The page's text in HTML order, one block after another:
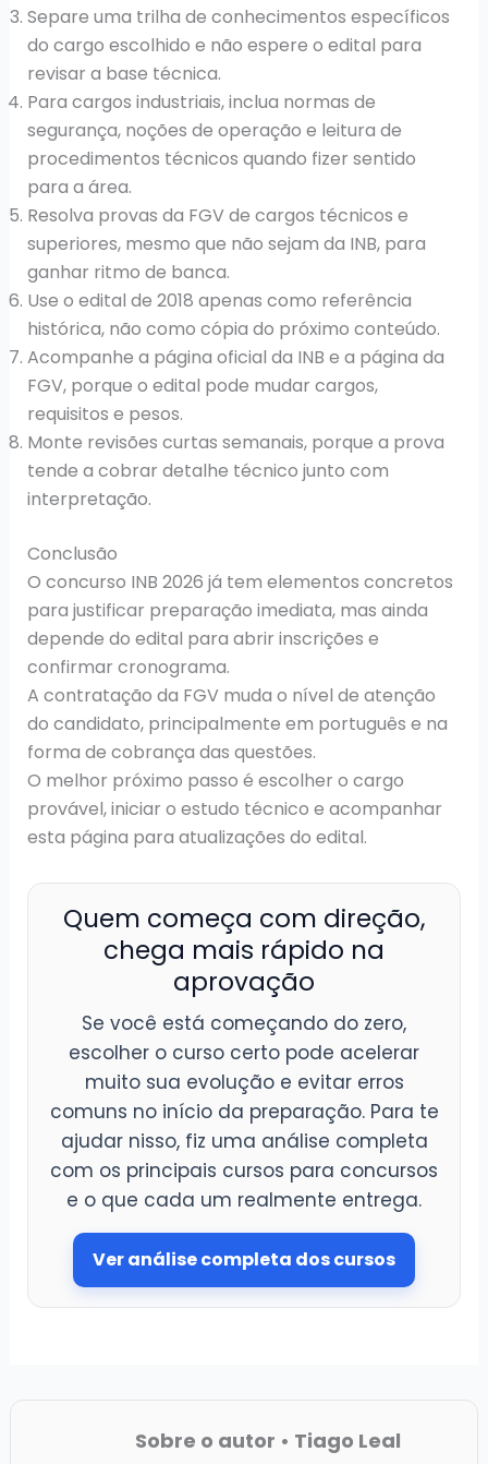
Separe uma trilha de conhecimentos específicos
do cargo escolhido e não espere o edital para
revisar a base técnica.
Para cargos industriais, inclua normas de
segurança, noções de operação e leitura de
procedimentos técnicos quando fizer sentido
para a área.
Resolva provas da FGV de cargos técnicos e
superiores, mesmo que não sejam da INB, para
ganhar ritmo de banca.
Use o edital de 2018 apenas como referência
histórica, não como cópia do próximo conteúdo.
Acompanhe a página oficial da INB e a página da
FGV, porque o edital pode mudar cargos,
requisitos e pesos.
Monte revisões curtas semanais, porque a prova
tende a cobrar detalhe técnico junto com
interpretação.
Conclusão
O concurso INB 2026 já tem elementos concretos
para justificar preparação imediata, mas ainda
depende do edital para abrir inscrições e
confirmar cronograma.
A contratação da FGV muda o nível de atenção
do candidato, principalmente em português e na
forma de cobrança das questões.
O melhor próximo passo é escolher o cargo
provável, iniciar o estudo técnico e acompanhar
esta página para atualizações do edital.
Quem começa com direção,
chega mais rápido na
aprovação
Se você está começando do zero,
escolher o curso certo pode acelerar
muito sua evolução e evitar erros
comuns no início da preparação. Para te
ajudar nisso, fiz uma análise completa
com os principais cursos para concursos
e o que cada um realmente entrega.
Ver análise completa dos cursos
Sobre o autor • Tiago Leal